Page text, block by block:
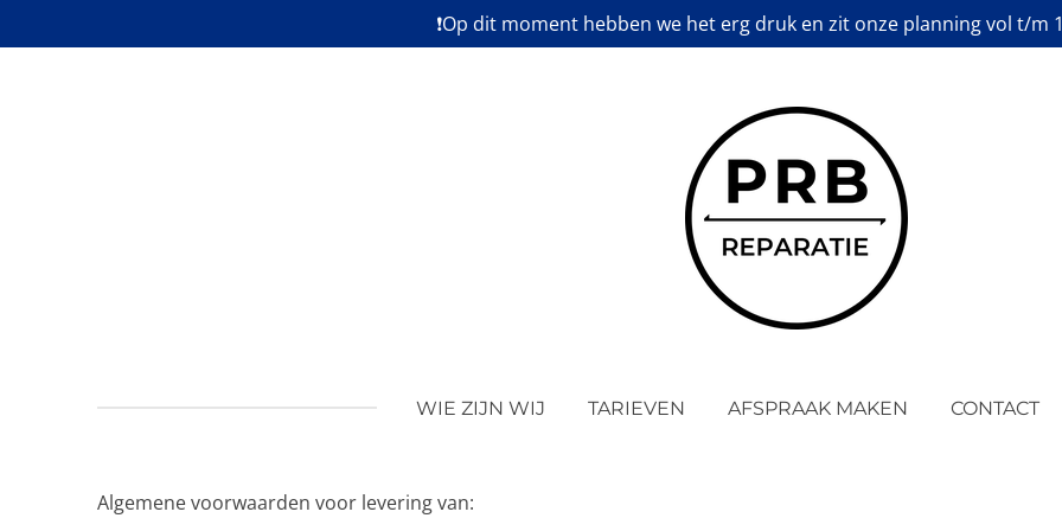
direct
❗Op dit moment hebben we het erg druk en zit onze planning vol t/m
WIE ZIJN WIJ TARIEVEN AFSPRAAK MAKEN CONTACT
Algemene voorwaarden voor levering van: